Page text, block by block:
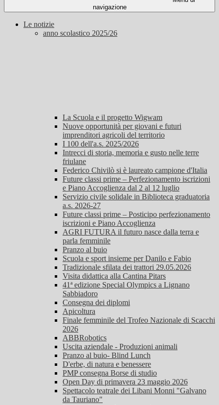
navigazione
Le notizie
anno scolastico 2025/26
La Scuola e il progetto Wigwam
Nuove opportunità per giovani e futuri
imprenditori agricoli del territorio
I 100 dell'a.s. 2025/2026
Intrecci di storia, memoria e gusto nelle terre
friulane
Federico Chivilò si è laureato campione d'Italia
Future classi prime – Perfezionamento iscrizioni
e Piano Accoglienza dal 2 al 12 luglio
Servizio civile solidale in Biblioteca graduatoria
a.s. 2026-27
Future classi prime – Posticipo perfezionamento
iscrizioni e Piano Accoglienza
AGRI FUTURA il futuro nasce dalla terra e
parla femminile
Pranzo al buio
Scuola e sport insieme per Danilo e Fabio
Tradizionale sfilata dei trattori 29.05.2026
Visita didattica alla Cantina Pitars
41ª edizione Special Olympics a Lignano
Sabbiadoro
Consegna dei diplomi
Apicoltura
Finale femminile del Trofeo Nazionale di Scacchi
2026
ABBRobotics
Uscita aziendale - Produzioni animali
Pranzo al buio- Blind Lunch
D'erbe, di natura e benessere
PMP consegna Borse di studio
Open Day di primavera 23 maggio 2026
Spettacolo teatrale dei Libani Monni "Galvano
da Tauriano"